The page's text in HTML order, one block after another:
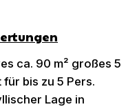
ca. 90 m² großes 5
bis zu 5 Pers.
Lage in